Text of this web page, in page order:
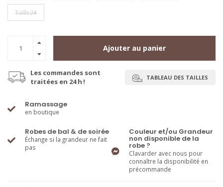
Taille24
Ajouter au panier
Les commandes sont
traitées en 24 h !
TABLEAU DES TAILLES
Ramassage
en boutique
Robes de bal & de soirée
Échange si la grandeur ne fait
pas
Couleur et/ou Grandeur
non disponible de la
robe ?
Clavarder avec nous pour
connaître la disponibilité en
précommande